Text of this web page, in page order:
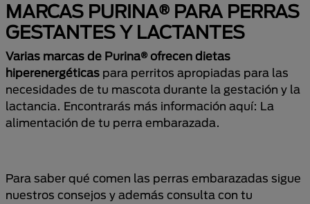
MARCAS PURINA® PARA PERRAS
GESTANTES Y LACTANTES
Varias marcas de Purina® ofrecen dietas
hiperenergéticas para perritos apropiadas para las
necesidades de tu mascota durante la gestación y la
lactancia. Encontrarás más información aquí: La
alimentación de tu perra embarazada.
Para saber qué comen las perras embarazadas sigue
nuestros consejos y además consulta con tu